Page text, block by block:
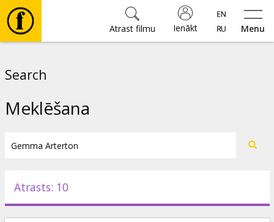
Menu
Ienākt
Atrast filmu
Pasākumi
Search
Meklēšana
Atrasts: 10